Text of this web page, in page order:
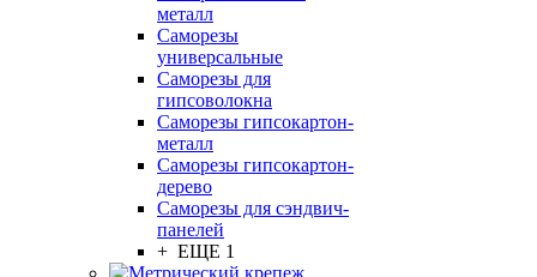
металл
Саморезы
универсальные
Саморезы для
гипсоволокна
Саморезы гипсокартон-
металл
Саморезы гипсокартон-
дерево
Саморезы для сэндвич-
панелей
+ ЕЩЕ 1